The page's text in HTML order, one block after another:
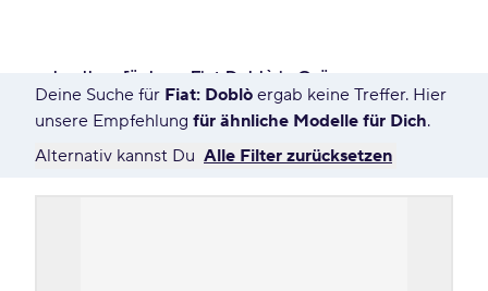
schnell verfügbare Fiat Doblò in Grün
23 Angebote für Deine Suche
Deine Suche für Fiat: Doblò ergab keine Treffer. Hier
unsere Empfehlung für ähnliche Modelle für Dich.
Alternativ kannst Du Alle Filter zurücksetzen